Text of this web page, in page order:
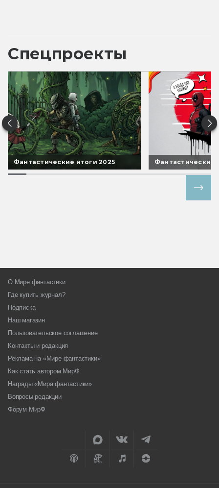
Спецпроекты
Фантастические итоги 2025 Фантастические
О Мире фантастики
Где купить журнал?
Подписка
Наш магазин
Пользовательское соглашение
Контакты и редакция
Реклама на «Мире фантастики»
Как стать автором МирФ
Награды «Мира фантастики»
Вопросы редакции
Форум МирФ